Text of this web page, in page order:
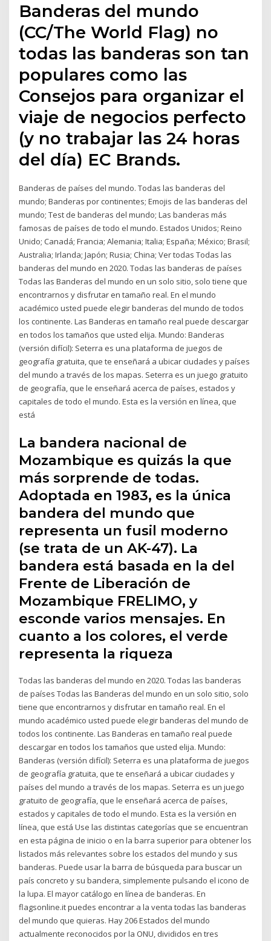
Banderas del mundo
(CC/The World Flag) no
todas las banderas son tan
populares como las
Consejos para organizar el
viaje de negocios perfecto
(y no trabajar las 24 horas
del día) EC Brands.
Banderas de países del mundo. Todas las banderas del
mundo; Banderas por continentes; Emojis de las banderas del
mundo; Test de banderas del mundo; Las banderas más
famosas de países de todo el mundo. Estados Unidos; Reino
Unido; Canadá; Francia; Alemania; Italia; España; México; Brasil;
Australia; Irlanda; Japón; Rusia; China; Ver todas Todas las
banderas del mundo en 2020. Todas las banderas de países
Todas las Banderas del mundo en un solo sitio, solo tiene que
encontrarnos y disfrutar en tamaño real. En el mundo
académico usted puede elegir banderas del mundo de todos
los continente. Las Banderas en tamaño real puede descargar
en todos los tamaños que usted elija. Mundo: Banderas
(versión difícil): Seterra es una plataforma de juegos de
geografía gratuita, que te enseñará a ubicar ciudades y países
del mundo a través de los mapas. Seterra es un juego gratuito
de geografía, que le enseñará acerca de países, estados y
capitales de todo el mundo. Esta es la versión en línea, que
está
La bandera nacional de
Mozambique es quizás la que
más sorprende de todas.
Adoptada en 1983, es la única
bandera del mundo que
representa un fusil moderno
(se trata de un AK-47). La
bandera está basada en la del
Frente de Liberación de
Mozambique FRELIMO, y
esconde varios mensajes. En
cuanto a los colores, el verde
representa la riqueza
Todas las banderas del mundo en 2020. Todas las banderas
de países Todas las Banderas del mundo en un solo sitio, solo
tiene que encontrarnos y disfrutar en tamaño real. En el
mundo académico usted puede elegir banderas del mundo de
todos los continente. Las Banderas en tamaño real puede
descargar en todos los tamaños que usted elija. Mundo:
Banderas (versión difícil): Seterra es una plataforma de juegos
de geografía gratuita, que te enseñará a ubicar ciudades y
países del mundo a través de los mapas. Seterra es un juego
gratuito de geografía, que le enseñará acerca de países,
estados y capitales de todo el mundo. Esta es la versión en
línea, que está Use las distintas categorías que se encuentran
en esta página de inicio o en la barra superior para obtener los
listados más relevantes sobre los estados del mundo y sus
banderas. Puede usar la barra de búsqueda para buscar un
país concreto y su bandera, simplemente pulsando el icono de
la lupa. El mayor catálogo en línea de banderas. En
flagsonline.it puedes encontrar a la venta todas las banderas
del mundo que quieras. Hay 206 Estados del mundo
actualmente reconocidos por la ONU, divididos en tres